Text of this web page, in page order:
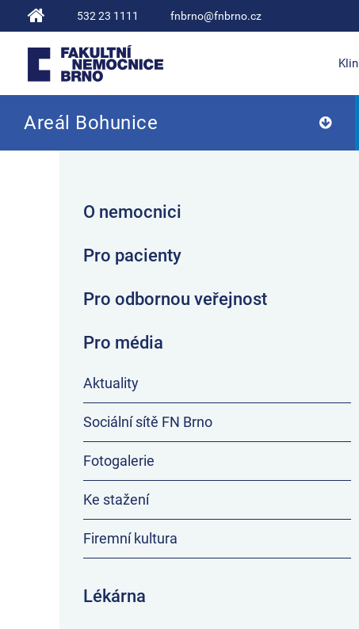
532 23 1111 fnbrno@fnbrno.cz
Fakultní nemocnice Brno
Areál Bohunice
O nemocnici
Pro pacienty
Pro odbornou veřejnost
Pro média
Aktuality
Sociální sítě FN Brno
Fotogalerie
Ke stažení
Firemní kultura
Lékárna